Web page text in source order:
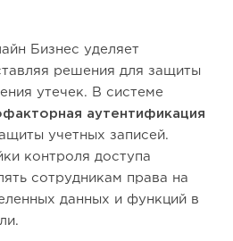
Бизнес уделяет
решения для защиты
утечек. В системе
аутентификация
учетных записей.
контроля доступа
сотрудникам права на
данных и функций в